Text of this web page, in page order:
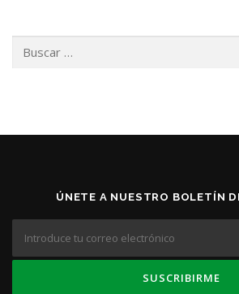
ÚNETE A NUESTRO BOLETÍN